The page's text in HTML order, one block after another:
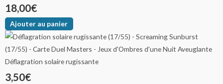
18,00€
Ajouter au panier
Déflagration solaire rugissante
3,50€